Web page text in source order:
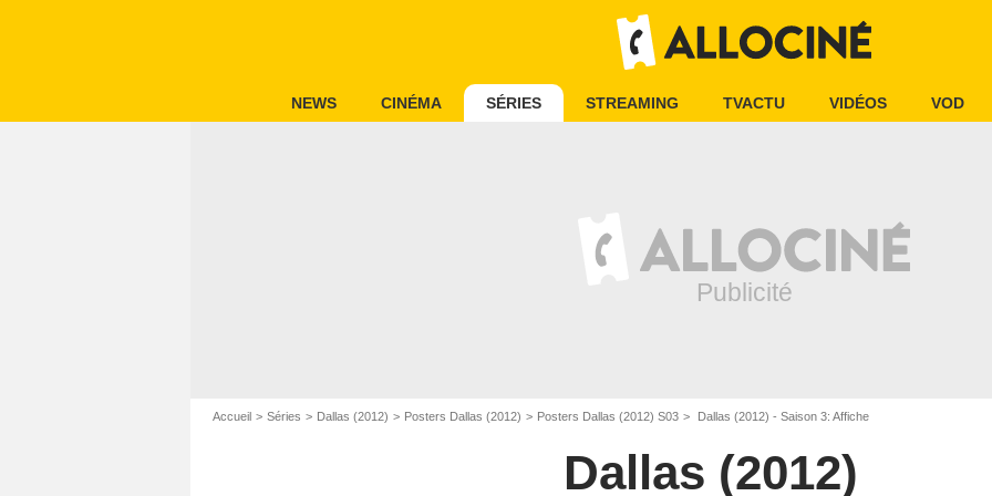
NEWS CINÉMA SÉRIES STREAMING TVACTU VIDÉOS VOD
Accueil Séries Dallas (2012) Posters Dallas (2012) Posters Dallas (2012) S03 Dallas (2012) - Saison 3: Affiche
Dallas (2012)